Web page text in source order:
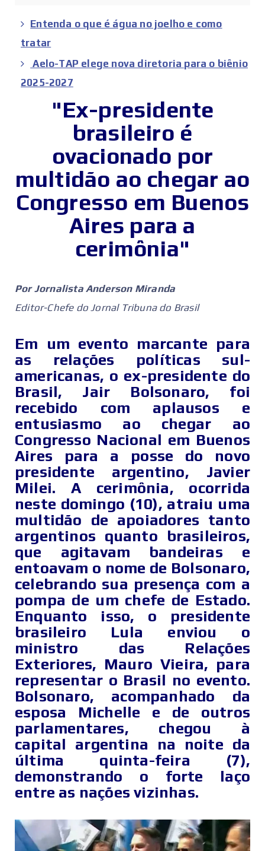
Entenda o que é água no joelho e como
tratar
Aelo-TAP elege nova diretoria para o biênio
2025-2027
"Ex-presidente
brasileiro é
ovacionado por
multidão ao chegar ao
Congresso em Buenos
Aires para a
cerimônia"
Por Jornalista Anderson Miranda
Editor-Chefe do Jornal Tribuna do Brasil
Em um evento marcante para
as relações políticas sul-
americanas, o ex-presidente do
Brasil, Jair Bolsonaro, foi
recebido com aplausos e
entusiasmo ao chegar ao
Congresso Nacional em Buenos
Aires para a posse do novo
presidente argentino, Javier
Milei. A cerimônia, ocorrida
neste domingo (10), atraiu uma
multidão de apoiadores tanto
argentinos quanto brasileiros,
que agitavam bandeiras e
entoavam o nome de Bolsonaro,
celebrando sua presença com a
pompa de um chefe de Estado.
Enquanto isso, o presidente
brasileiro Lula enviou o
ministro das Relações
Exteriores, Mauro Vieira, para
representar o Brasil no evento.
Bolsonaro, acompanhado da
esposa Michelle e de outros
parlamentares, chegou à
capital argentina na noite da
última quinta-feira (7),
demonstrando o forte laço
entre as nações vizinhas.